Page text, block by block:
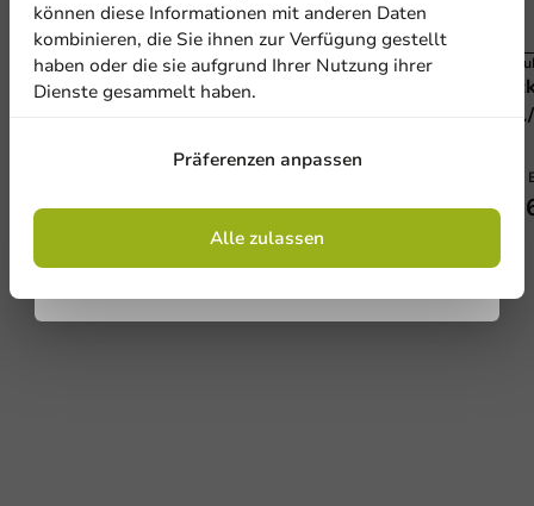
Alle Artikel
Karton Kraft Kaffeebecher to Go 200cc/8oz -
22,60 €
können diese Informationen mit anderen Daten
kombinieren, die Sie ihnen zur Verfügung gestellt
haben oder die sie aufgrund Ihrer Nutzung ihrer
Dienste gesammelt haben.
Präferenzen anpassen
Alle zulassen
denAllgemeinen Geschäftsbedingungen
einverstanden
Datenschutzrichtlinie.